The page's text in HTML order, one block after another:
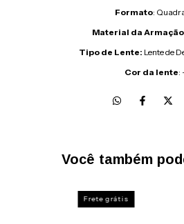
Formato:
Material da Armação
Tipo de Lente: Lente de
Cor da lente:
Você também
Frete grátis